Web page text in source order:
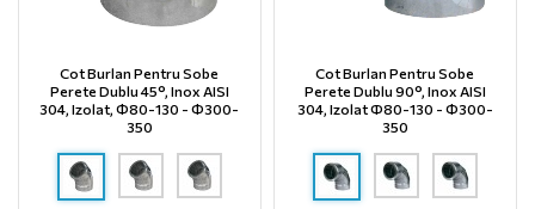
Cot Burlan Pentru Sobe
Perete Dublu 45°, Inox AISI
304, Izolat, Φ80-130 - Φ300-
350
Cot Burlan Pentru Sobe
Perete Dublu 90°, Inox AISI
304, Izolat Ф80-130 - Φ300-
350